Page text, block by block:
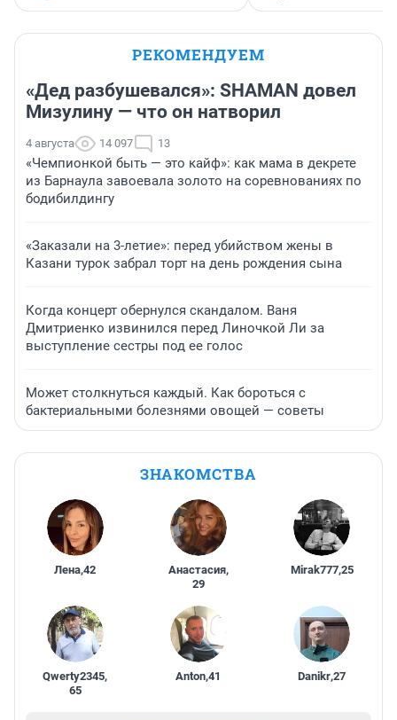
РЕКОМЕНДУЕМ
«Дед разбушевался»: SHAMAN довел
Мизулину — что он натворил
4 августа 14 097 13
«Чемпионкой быть — это кайф»: как мама в декрете
из Барнаула завоевала золото на соревнованиях по
бодибилдингу
«Заказали на 3-летие»: перед убийством жены в
Казани турок забрал торт на день рождения сына
Когда концерт обернулся скандалом. Ваня
Дмитриенко извинился перед Линочкой Ли за
выступление сестры под ее голос
Может столкнуться каждый. Как бороться с
бактериальными болезнями овощей — советы
ЗНАКОМСТВА
Лена,42 Анастасия,
29
Mirak777,25
Qwerty2345,
65
Anton,41 Danikr,27